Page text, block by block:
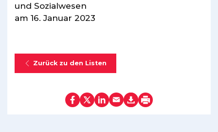
und Sozialwesen
am 16. Januar 2023
Zurück zu den Listen